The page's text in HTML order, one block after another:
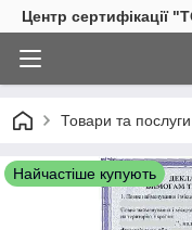
Центр сертифікації
Товари та послуги
Найчастіше купують